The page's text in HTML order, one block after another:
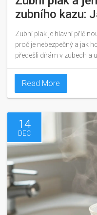
zubního kazu:
nebezpečné
Zubní plak je hlavní
proč je nebezpečný a jak
předešli dírám v zubech a
Read More
14
DEC